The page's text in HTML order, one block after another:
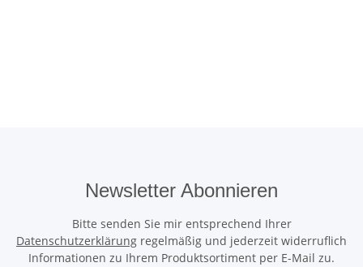
Newsletter Abonnieren
Bitte senden Sie mir entsprechend Ihrer
Datenschutzerklärung regelmäßig und jederzeit widerruflich
Informationen zu Ihrem Produktsortiment per E-Mail zu.